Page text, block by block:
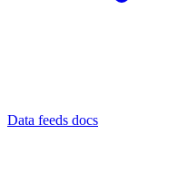
Data feeds docs